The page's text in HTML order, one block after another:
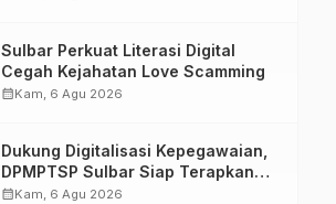
Sulbar Perkuat Literasi Digital
Cegah Kejahatan Love Scamming
calendar_monthKam, 6 Agu 2026
Dukung Digitalisasi Kepegawaian,
DPMPTSP Sulbar Siap Terapkan
Aplikasi FLEKSI ASN
calendar_monthKam, 6 Agu 2026